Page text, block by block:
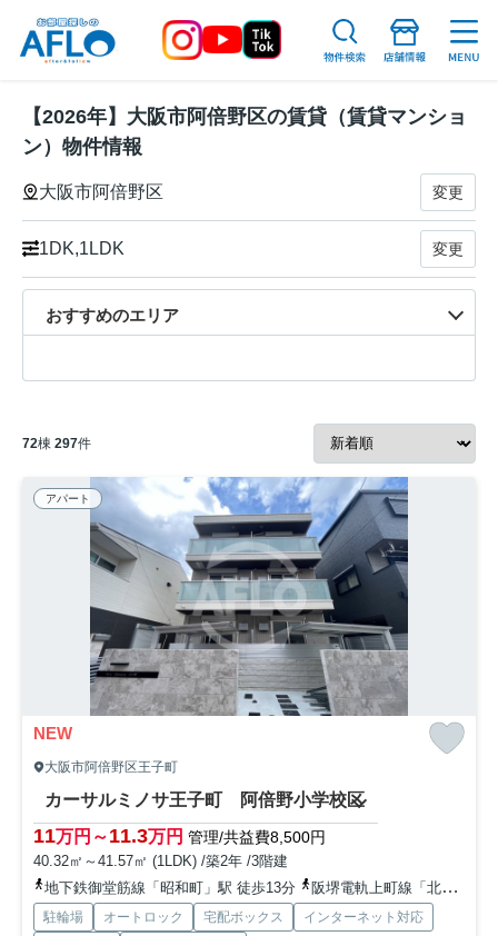
【2026年】大阪市阿倍野区の賃貸（賃貸マンショ
ン）物件情報
大阪市阿倍野区 変更
1DK,1LDK 変更
おすすめのエリア
72棟 297件
アパート
NEW
大阪市阿倍野区王子町
カーサルミノサ王子町 阿倍野小学校区
11万円～11.3万円 管理/共益費8,500円
40.32㎡～41.57㎡ (1LDK) /築2年 /3階建
地下鉄御堂筋線「昭和町」駅 徒歩13分
阪堺電軌上町線「北畠」駅 徒歩10分
駐輪場 オートロック 宅配ボックス
インターネット対応